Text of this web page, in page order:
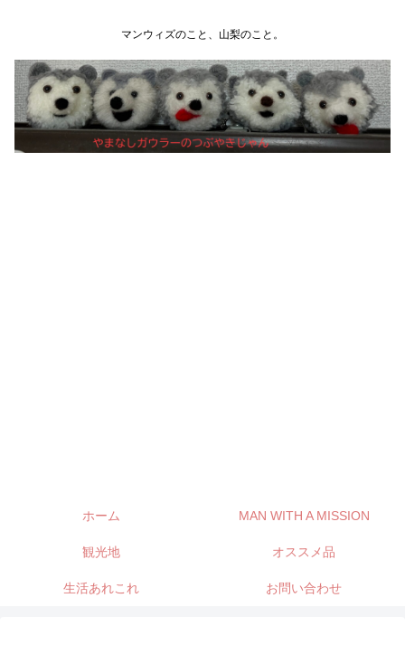
マンウィズのこと、山梨のこと。
ホーム MAN WITH A MISSION
観光地 オススメ品
生活あれこれ お問い合わせ